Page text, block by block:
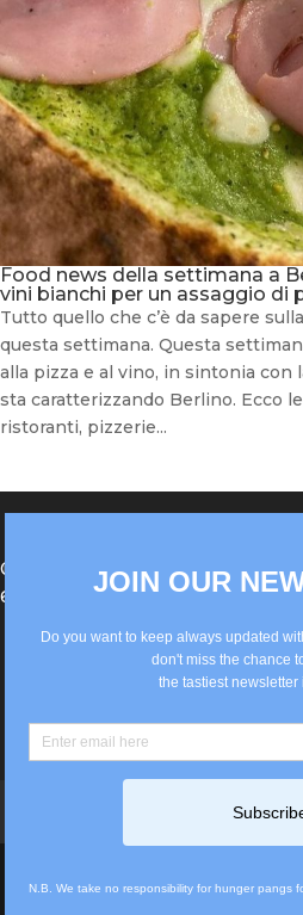
Food news della settimana a
vini bianchi per un assaggio di
Tutto quello che c’è da sapere
questa settimana. Questa
alla pizza e al vino, in sintonia con
sta caratterizzando Berlino. Ecco
ristoranti, pizzerie...
®Berlin Italian
62867442